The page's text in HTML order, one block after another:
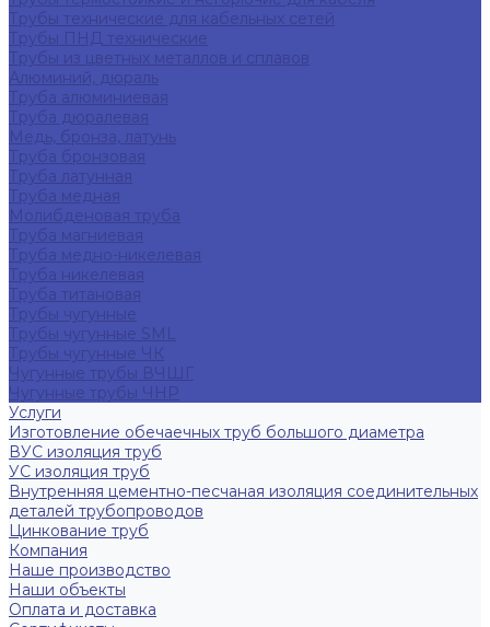
Трубы технические для кабельных сетей
Трубы ПНД технические
Трубы из цветных металлов и сплавов
Алюминий, дюраль
Труба алюминиевая
Труба дюралевая
Медь, бронза, латунь
Труба бронзовая
Труба латунная
Труба медная
Молибденовая труба
Труба магниевая
Труба медно-никелевая
Труба никелевая
Труба титановая
Трубы чугунные
Трубы чугунные SML
Трубы чугунные ЧК
Чугунные трубы ВЧШГ
Чугунные трубы ЧНР
Услуги
Изготовление обечаечных труб большого диаметра
ВУС изоляция труб
УС изоляция труб
Внутренняя цементно-песчаная изоляция соединительных
деталей трубопроводов
Цинкование труб
Компания
Наше производство
Наши объекты
Оплата и доставка